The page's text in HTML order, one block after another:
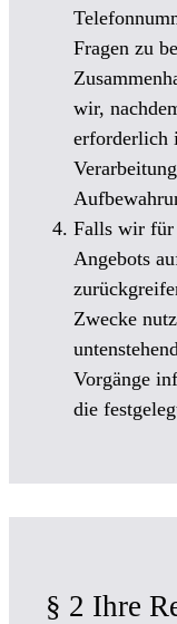
Fragen zu
wir,
erforderlich
Falls wir für
Angebots
Zwecke
Vorgänge
die
§ 2 Ihre